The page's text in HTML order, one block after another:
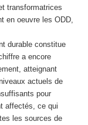
transformatrices
en oeuvre les ODD,
durable constitue
a encore
atteignant
actuels de
pour
affectés, ce qui
les sources de